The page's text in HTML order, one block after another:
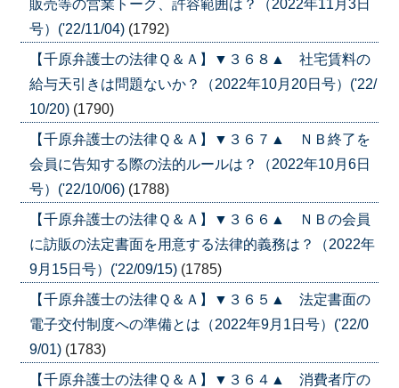
販売等の営業トーク、許容範囲は？（2022年11月3日
号）('22/11/04) (1792)
【千原弁護士の法律Ｑ＆Ａ】▼３６８▲ 社宅賃料の
給与天引きは問題ないか？（2022年10月20日号）('22/
10/20) (1790)
【千原弁護士の法律Ｑ＆Ａ】▼３６７▲ ＮＢ終了を
会員に告知する際の法的ルールは？（2022年10月6日
号）('22/10/06) (1788)
【千原弁護士の法律Ｑ＆Ａ】▼３６６▲ ＮＢの会員
に訪販の法定書面を用意する法律的義務は？（2022年
9月15日号）('22/09/15) (1785)
【千原弁護士の法律Ｑ＆Ａ】▼３６５▲ 法定書面の
電子交付制度への準備とは（2022年9月1日号）('22/0
9/01) (1783)
【千原弁護士の法律Ｑ＆Ａ】▼３６４▲ 消費者庁の